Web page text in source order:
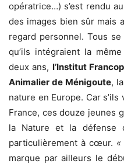
opératrice…) s’est rendu
des images bien sûr mais
regard personnel. Tous
qu’ils intégraient la
deux ans, l’Institut
Animalier de Ménigoute, la
nature en Europe. Car
France, ces douze jeunes
la Nature et la défense
particulièrement à cœur.
marque par ailleurs le